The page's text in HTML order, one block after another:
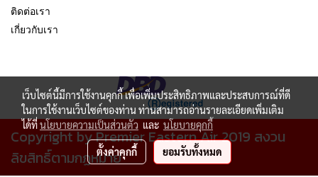
ติดต่อเรา
เกี่ยวกับเรา
Copyright by Premier Eastern Air 2019 สงวน
ลิขสิทธิ์ตามกฏหมาย
เว็บไซต์นี้มีการใช้งานคุกกี้ เพื่อเพิ่มประสิทธิภาพและประสบการณ์ที่ดี
ในการใช้งานเว็บไซต์ของท่าน ท่านสามารถอ่านรายละเอียดเพิ่มเติม
ได้ที่นโยบายความเป็นส่วนตัว และ นโยบายคุกกี้
ตั้งค่าคุกกี้ ยอมรับทั้งหมด